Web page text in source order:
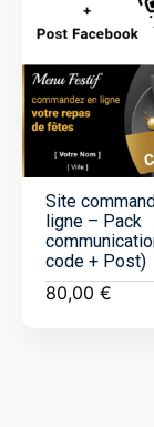
Site
ligne – Pack
code + Post)
80,00 €